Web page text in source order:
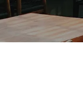
介